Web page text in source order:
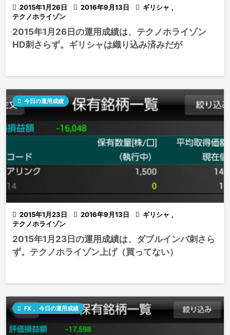
 2015年1月26日  2016年9月13日  ギリシャ ,
テクノホライゾン
2015年1月26日の運用成績は、テクノホライゾン
HD刺さらず。ギリシャは織り込み済みだが
 2015年1月23日  2016年9月13日
 今日の運用成績
 ギリシャ ,
テクノホライゾン
2015年1月23日の運用成績は、ダブルインバ刺さら
ず。テクノホライゾン上げ（買ってない）
 FX , 今日の運用成績